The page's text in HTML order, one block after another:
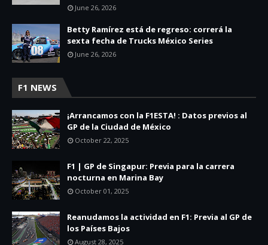
June 26, 2026
Betty Ramírez está de regreso: correrá la
sexta fecha de Trucks México Series
June 26, 2026
F1 NEWS
¡Arrancamos con la F1ESTA! : Datos previos al
GP de la Ciudad de México
October 22, 2025
F1 | GP de Singapur: Previa para la carrera
nocturna en Marina Bay
October 01, 2025
Reanudamos la actividad en F1: Previa al GP de
los Países Bajos
August 28, 2025